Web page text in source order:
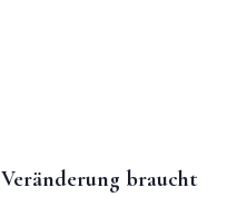
Veränderung braucht